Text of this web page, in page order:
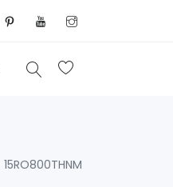
15RO800THNM